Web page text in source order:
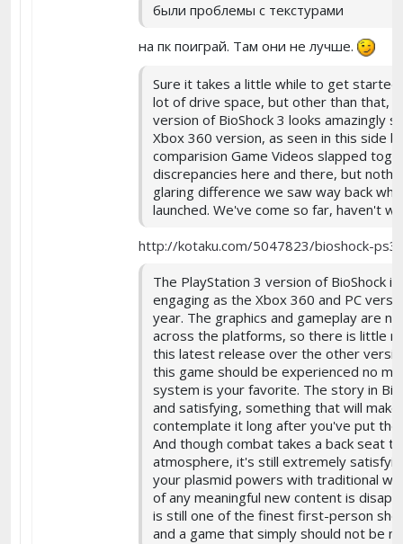
были проблемы с текстурами
на пк поиграй. Там они не лучше.
Sure it takes a little while to get started
lot of drive space, but other than that,
version of BioShock 3 looks amazingly
Xbox 360 version, as seen in this side
comparision Game Videos slapped
discrepancies here and there, but
glaring difference we saw way back
launched. We've come so far, haven't
http://kotaku.com/5047823/bioshock-
The PlayStation 3 version of BioShock
engaging as the Xbox 360 and PC
year. The graphics and gameplay are
across the platforms, so there is little
this latest release over the other
this game should be experienced no
system is your favorite. The story in
and satisfying, something that will make
contemplate it long after you've put the
And though combat takes a back seat
atmosphere, it's still extremely
your plasmid powers with traditional
of any meaningful new content is
is still one of the finest first-person
and a game that simply should not be